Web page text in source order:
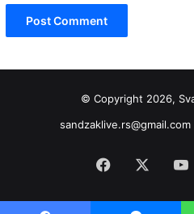
© Copyright 2026,
sandzaklive.rs@gmail.com
Facebook